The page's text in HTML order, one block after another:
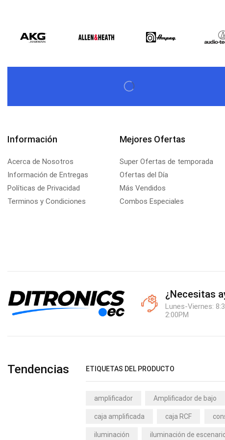
Información
Acerca de Nosotros
Información de Entregas
Políticas de Privacidad
Terminos y Condiciones
Mejores Ofertas
Super Ofertas de temporada
Ofertas del Día
Más Vendidos
Combos Especiales
¿Necesitas
Lunes-Viernes:
2:00PM
Tendencias ETIQUETAS DEL PRODUCTO
amplificador Amplificador de bajo
caja amplificada caja RCF
iluminación iluminación de